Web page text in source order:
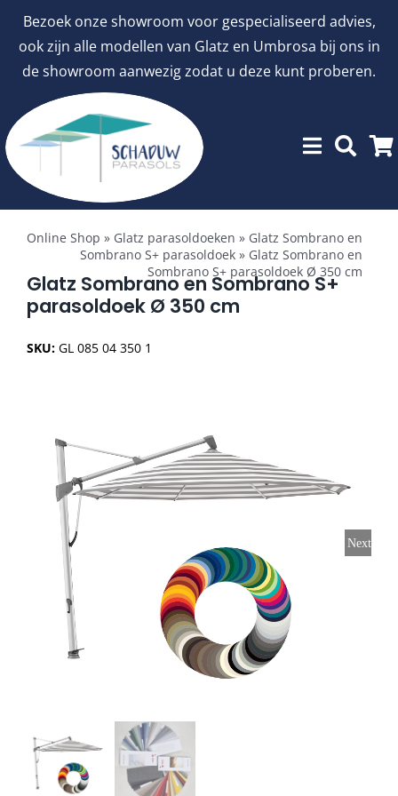
Bezoek onze showroom voor gespecialiseerd advies,
ook zijn alle modellen van Glatz en Umbrosa bij ons in
de showroom aanwezig zodat u deze kunt proberen.
inhoud
Toggle
Navigation
aanbiedingen
Horeca parasols
Muurparasols
Schaduwdoeken
Snel leverbaar
Balkonklemmen
Online Shop » Glatz parasoldoeken » Glatz Sombrano en
Sombrano S+ parasoldoek » Glatz Sombrano en
Sombrano S+ parasoldoek Ø 350 cm
Glatz Sombrano en Sombrano S+
parasoldoek Ø 350 cm
SKU: GL 085 04 350 1
Next